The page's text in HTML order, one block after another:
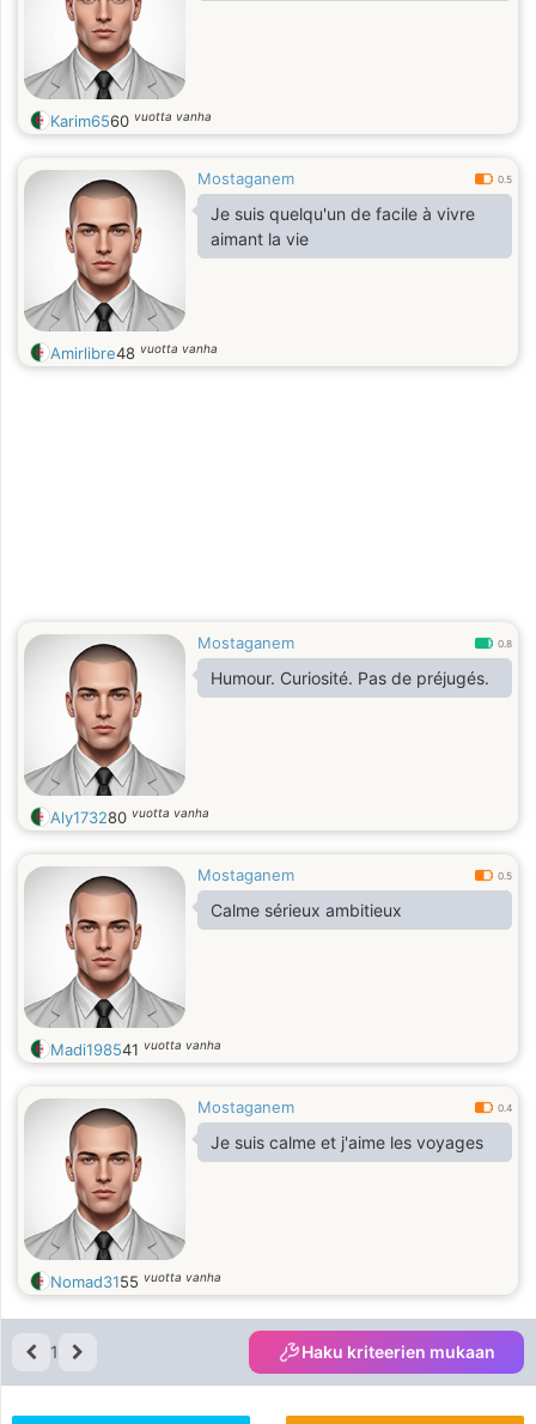
Karim6560 vuotta vanha
Mostaganem 0.5
Je suis quelqu'un de facile à vivre
aimant la vie
Amirlibre48 vuotta vanha
Mostaganem 0.8
Humour. Curiosité. Pas de préjugés.
Aly173280 vuotta vanha
Mostaganem 0.5
Calme sérieux ambitieux
Madi198541 vuotta vanha
Mostaganem 0.4
Je suis calme et j'aime les voyages
Nomad3155 vuotta vanha
1 Haku kriteerien mukaan